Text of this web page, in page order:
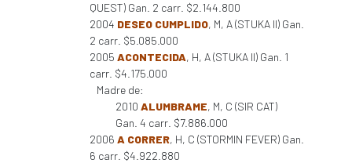
QUEST) Gan. 2 carr. $2.144.800
2004 DESEO CUMPLIDO, M, A (STUKA II) Gan.
2 carr. $5.085.000
2005 ACONTECIDA, H, A (STUKA II) Gan. 1
carr. $4.175.000
Madre de:
2010 ALUMBRAME, M, C (SIR CAT)
Gan. 4 carr. $7.886.000
2006 A CORRER, H, C (STORMIN FEVER) Gan.
6 carr. $4.922.880